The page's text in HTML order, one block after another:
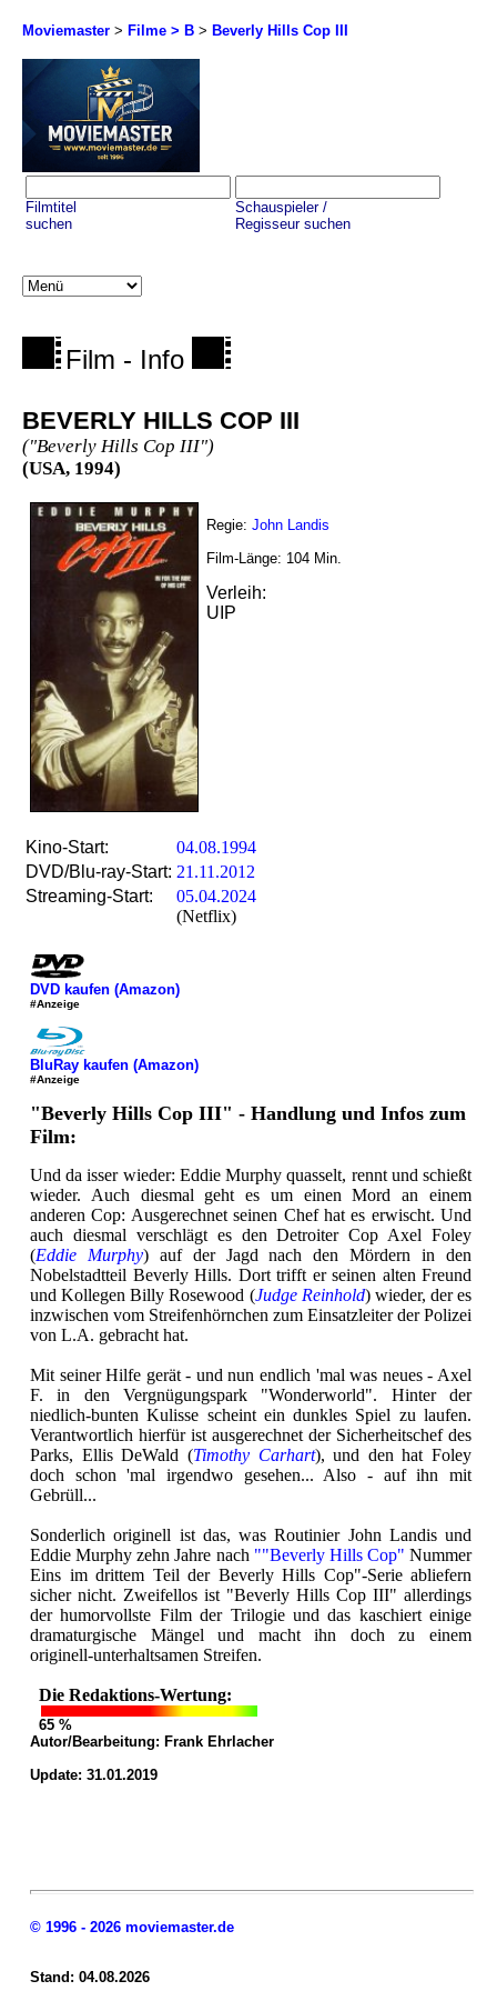
Moviemaster > Filme > B > Beverly Hills Cop III
Filmtitel
suchen
Schauspieler /
Regisseur suchen
Film - Info
BEVERLY HILLS COP III
("Beverly Hills Cop III")
(USA, 1994)
Regie: John Landis
Film-Länge: 104 Min.
Verleih:
UIP
Kino-Start:
04.08.1994
DVD/Blu-ray-Start: 21.11.2012
Streaming-Start:
05.04.2024
(Netflix)
DVD kaufen (Amazon)
#Anzeige
BluRay kaufen (Amazon)
#Anzeige
"Beverly Hills Cop III" - Handlung und Infos zum
Film:
Und da isser wieder: Eddie Murphy quasselt, rennt und schießt
wieder. Auch diesmal geht es um einen Mord an einem
anderen Cop: Ausgerechnet seinen Chef hat es erwischt. Und
auch diesmal verschlägt es den Detroiter Cop Axel Foley
(Eddie Murphy) auf der Jagd nach den Mördern in den
Nobelstadtteil Beverly Hills. Dort trifft er seinen alten Freund
und Kollegen Billy Rosewood (Judge Reinhold) wieder, der es
inzwischen vom Streifenhörnchen zum Einsatzleiter der Polizei
von L.A. gebracht hat.
Mit seiner Hilfe gerät - und nun endlich 'mal was neues - Axel
F. in den Vergnügungspark "Wonderworld". Hinter der
niedlich-bunten Kulisse scheint ein dunkles Spiel zu laufen.
Verantwortlich hierfür ist ausgerechnet der Sicherheitschef des
Parks, Ellis DeWald (Timothy Carhart), und den hat Foley
doch schon 'mal irgendwo gesehen... Also - auf ihn mit
Gebrüll...
Sonderlich originell ist das, was Routinier John Landis und
Eddie Murphy zehn Jahre nach ""Beverly Hills Cop" Nummer
Eins im drittem Teil der Beverly Hills Cop"-Serie abliefern
sicher nicht. Zweifellos ist "Beverly Hills Cop III" allerdings
der humorvollste Film der Trilogie und das kaschiert einige
dramaturgische Mängel und macht ihn doch zu einem
originell-unterhaltsamen Streifen.
Die Redaktions-Wertung:
65 %
Autor/Bearbeitung: Frank Ehrlacher
Update: 31.01.2019
© 1996 - 2026 moviemaster.de
Stand: 04.08.2026